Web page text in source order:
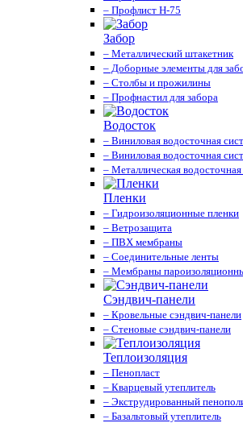
– Профлист Н-75
Забор
– Металлический штакетник
– Доборные элементы для
– Столбы и прожилины
– Профнастил для забора
Водосток
– Виниловая водосточная
– Виниловая водосточная
– Металлическая
Пленки
– Гидроизоляционные пленки
– Ветрозащита
– ПВХ мембраны
– Соединительные ленты
– Мембраны
Сэндвич-панели
– Кровельные сэндвич-панели
– Стеновые сэндвич-панели
Теплоизоляция
– Пенопласт
– Кварцевый утеплитель
– Экструдированный
– Базальтовый утеплитель